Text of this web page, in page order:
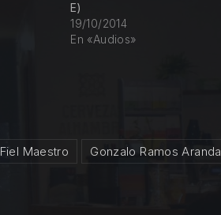
E)
19/10/2014
En «Audios»
Fiel Maestro Gonzalo Ramos Aranda